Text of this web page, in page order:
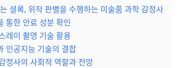
셜록, 위작 판별을 수행하는 미술품 과학 감정사
통한 안료 성분 확인
레이 촬영 기술 활용
인공지능 기술의 결합
정사의 사회적 역할과 전망